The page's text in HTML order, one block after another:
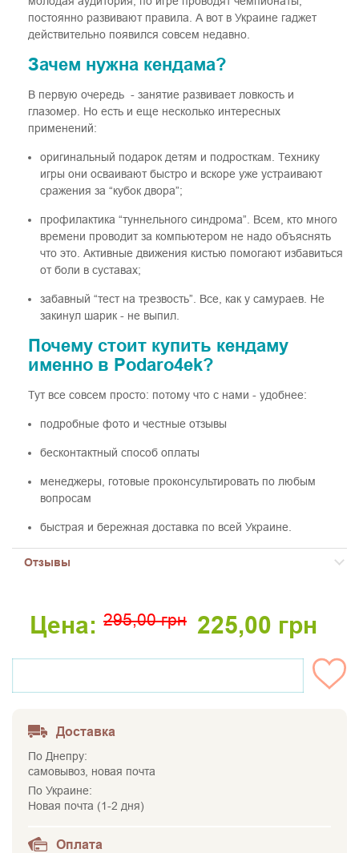
постоянно развивают правила. А вот в Украине гаджет
действительно появился совсем недавно.
Зачем нужна кендама?
В первую очередь - занятие развивает ловкость и
глазомер. Но есть и еще несколько интересных
применений:
оригинальный подарок детям и подросткам. Технику
игры они осваивают быстро и вскоре уже устраивают
сражения за “кубок двора”;
профилактика “туннельного синдрома”. Всем, кто много
времени проводит за компьютером не надо объяснять
что это. Активные движения кистью помогают избавиться
от боли в суставах;
забавный “тест на трезвость”. Все, как у самураев. Не
закинул шарик - не выпил.
Почему стоит купить кендаму
именно в Podaro4ek?
Тут все совсем просто: потому что с нами - удобнее:
подробные фото и честные отзывы
бесконтактный способ оплаты
менеджеры, готовые проконсультировать по любым
вопросам
быстрая и бережная доставка по всей Украине.
Отзывы
Цена: 295,00 грн 225,00 грн
Доставка
По Днепру:
самовывоз, новая почта
По Украине:
Новая почта (1-2 дня)
Оплата